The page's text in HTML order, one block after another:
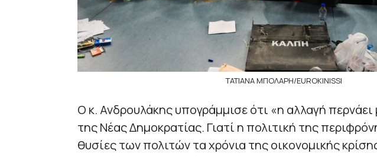
ΤΑΤΙΑΝΑ ΜΠΟΛΑΡΗ/EUROKINISSI
Ο κ. Ανδρουλάκης υπογράμμισε ότι «η αλλαγή
της Νέας Δημοκρατίας. Γιατί η πολιτική της
θυσίες των πολιτών τα χρόνια της οικονομικής